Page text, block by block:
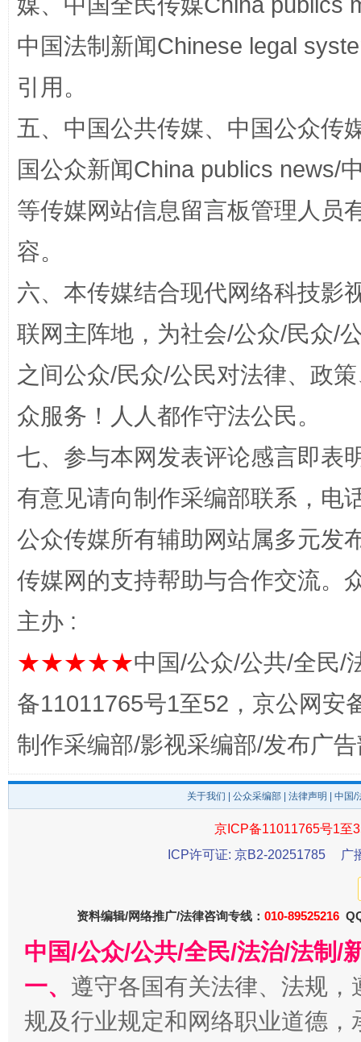
扯下公款旅游的“隐身衣” 如何以
完善运行机制助力责任有效落实 一纸欠
中国法制新闻Chinese legal
引用。
五、中国公共传媒、中国公众传
国公众新闻China publics news/
等传媒网站信息留言板管理人员
容。
六、本传媒结合现代网络科技影
联网主阵地，为社会/公众/民众/
之间公众/民众/公民对法律、政
众服务！人人都作守法公民。
七、参与本网发表评论感言即表
有意见请向制作采编部联系，电
公众传媒所有辅助网站属多元发
传媒网的支持帮助与合作交流。
主办 :
★★★★★中国/公众/公共/全民/
备11011765号1至52，京公网安
制作采编部/影视采编部/发布广
关于我们 公众采编部 法律声明 | 中国
京ICP备11011765号1至
ICP许可证: 京B2-20251785
广
资料编辑/网络推广/法律咨询专线： 010-89525216
中国/公众/公共/全民/法治/法制/
一、 遵守各国有关法律、法规
规及行业规定和网络职业道德